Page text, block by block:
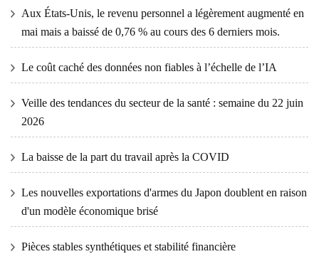
Aux États-Unis, le revenu personnel a légèrement augmenté en
mai mais a baissé de 0,76 % au cours des 6 derniers mois.
Le coût caché des données non fiables à l’échelle de l’IA
Veille des tendances du secteur de la santé : semaine du 22 juin
2026
La baisse de la part du travail après la COVID
Les nouvelles exportations d'armes du Japon doublent en raison
d'un modèle économique brisé
Pièces stables synthétiques et stabilité financière